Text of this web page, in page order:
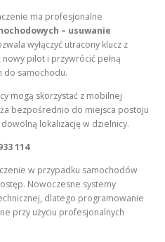
ma profesjonalne
– usuwanie
wyłączyć utracony klucz z
pilot i przywrócić pełną
do samochodu.
mogą skorzystać z mobilnej
bezpośrednio do miejsca postoju
lokalizację w dzielnicy.
114
w przypadku samochodów
Nowoczesne systemy
dlatego programowanie
przy użyciu profesjonalnych